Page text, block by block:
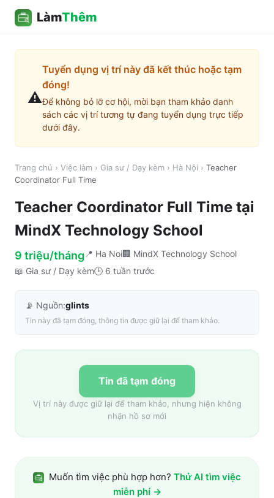
LàmThêm
⚠️
Tuyển dụng vị trí này đã kết thúc hoặc tạm
đóng!
Để không bỏ lỡ cơ hội, mời bạn tham khảo danh
sách các vị trí tương tự đang tuyển dụng trực tiếp
dưới đây.
Trang chủ › Việc làm › Gia sư / Dạy kèm › Hà Nội › Teacher
Coordinator Full Time
Teacher Coordinator Full Time tại
MindX Technology School
9 triệu/tháng 📍 Ha Noi🏢 MindX Technology School
📖 Gia sư / Dạy kèm🕒 6 tuần trước
📡 Nguồn:glints
Tin này đã tạm đóng, thông tin được giữ lại để tham khảo.
Tin đã tạm đóng
Vị trí này được giữ lại để tham khảo, nhưng hiện không
nhận hồ sơ mới
Muốn tìm việc phù hợp hơn? Thử AI tìm việc
miễn phí →